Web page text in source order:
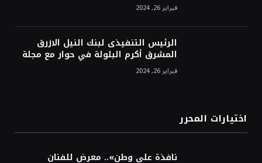
فبراير 26, 2024
الرئيس التنفيذى لبنك النيل الازرق
المشرق أكرم البلولة في حوار مع مجلة
فبراير 26, 2024
اختيارات المحرر
نافذة على وطن».. معرض للفنان